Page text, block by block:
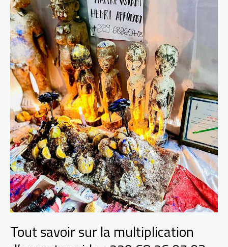
Tout savoir sur la multiplication